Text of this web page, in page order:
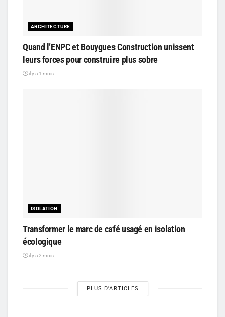
ARCHITECTURE
Quand l’ENPC et Bouygues Construction unissent
leurs forces pour construire plus sobre
il y a 1 mois
ISOLATION
Transformer le marc de café usagé en isolation
écologique
il y a 2 mois
PLUS D'ARTICLES